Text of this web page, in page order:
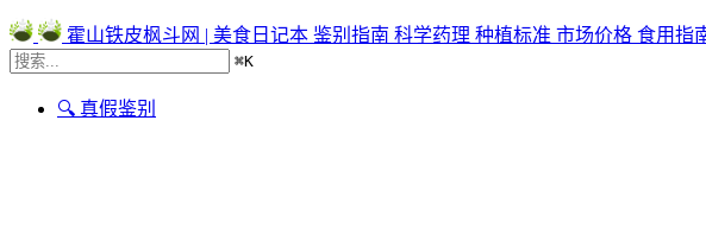
霍山铁皮枫斗网 | 美食日记本 鉴别指南 科学药理 种植标准 市场价格 食用指
⌘K
🔍 真假鉴别